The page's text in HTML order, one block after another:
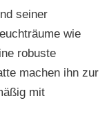
seiner
wie
robuste
machen ihn zur
mit